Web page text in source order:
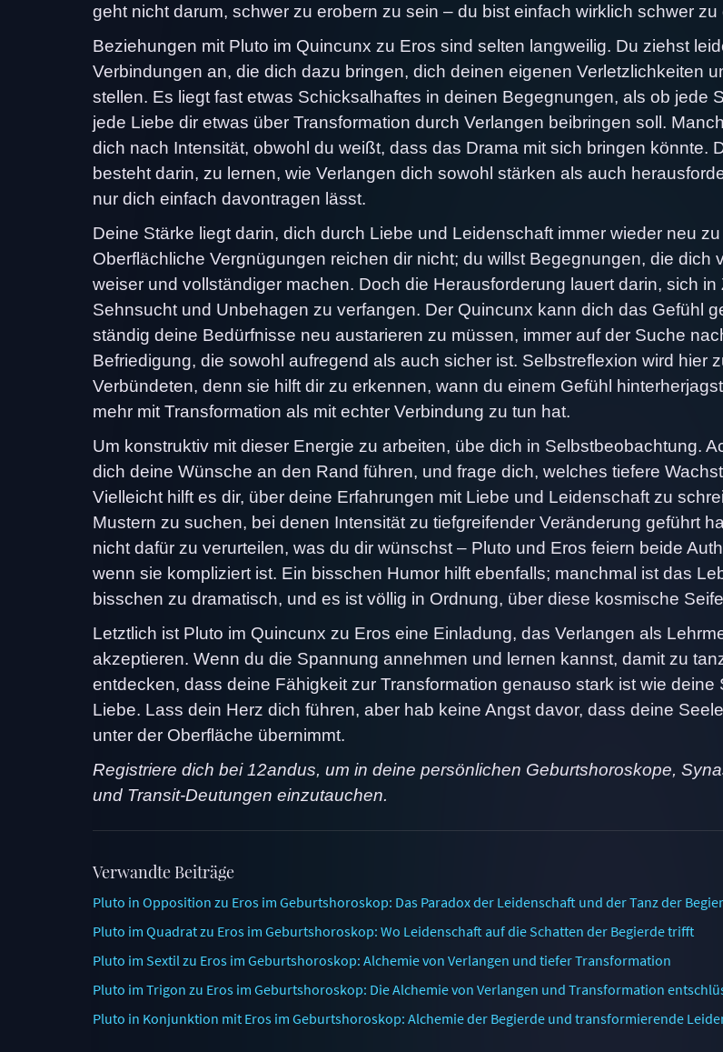
geht nicht darum, schwer zu erobern zu sein – du bist einfach wirklich schwer
Beziehungen mit Pluto im Quincunx zu Eros sind selten langweilig. Du ziehst
Verbindungen an, die dich dazu bringen, dich deinen eigenen Verletzlichkeiten
stellen. Es liegt fast etwas Schicksalhaftes in deinen Begegnungen, als ob jede
jede Liebe dir etwas über Transformation durch Verlangen beibringen soll.
dich nach Intensität, obwohl du weißt, dass das Drama mit sich bringen könnte.
besteht darin, zu lernen, wie Verlangen dich sowohl stärken als auch
nur dich einfach davontragen lässt.
Deine Stärke liegt darin, dich durch Liebe und Leidenschaft immer wieder neu
Oberflächliche Vergnügungen reichen dir nicht; du willst Begegnungen, die dich
weiser und vollständiger machen. Doch die Herausforderung lauert darin, sich in
Sehnsucht und Unbehagen zu verfangen. Der Quincunx kann dich das Gefühl
ständig deine Bedürfnisse neu austarieren zu müssen, immer auf der Suche
Befriedigung, die sowohl aufregend als auch sicher ist. Selbstreflexion wird hier
Verbündeten, denn sie hilft dir zu erkennen, wann du einem Gefühl
mehr mit Transformation als mit echter Verbindung zu tun hat.
Um konstruktiv mit dieser Energie zu arbeiten, übe dich in Selbstbeobachtung.
dich deine Wünsche an den Rand führen, und frage dich, welches tiefere
Vielleicht hilft es dir, über deine Erfahrungen mit Liebe und Leidenschaft zu
Mustern zu suchen, bei denen Intensität zu tiefgreifender Veränderung geführt
nicht dafür zu verurteilen, was du dir wünschst – Pluto und Eros feiern beide
wenn sie kompliziert ist. Ein bisschen Humor hilft ebenfalls; manchmal ist das
bisschen zu dramatisch, und es ist völlig in Ordnung, über diese kosmische
Letztlich ist Pluto im Quincunx zu Eros eine Einladung, das Verlangen als
akzeptieren. Wenn du die Spannung annehmen und lernen kannst, damit zu
entdecken, dass deine Fähigkeit zur Transformation genauso stark ist wie deine
Liebe. Lass dein Herz dich führen, aber hab keine Angst davor, dass deine
unter der Oberfläche übernimmt.
Registriere dich bei 12andus, um in deine persönlichen Geburtshoroskope,
und Transit-Deutungen einzutauchen.
Verwandte Beiträge
Pluto in Opposition zu Eros im Geburtshoroskop: Das Paradox der Leidenschaft und der Tanz der
Pluto im Quadrat zu Eros im Geburtshoroskop: Wo Leidenschaft auf die Schatten der Begierde trifft
Pluto im Sextil zu Eros im Geburtshoroskop: Alchemie von Verlangen und tiefer Transformation
Pluto im Trigon zu Eros im Geburtshoroskop: Die Alchemie von Verlangen und Transformation
Pluto in Konjunktion mit Eros im Geburtshoroskop: Alchemie der Begierde und transformierende